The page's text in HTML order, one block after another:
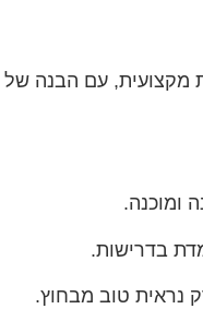
מקצועית, עם הבנה של
ומוכנה.
בדרישות.
נראית טוב מבחוץ.